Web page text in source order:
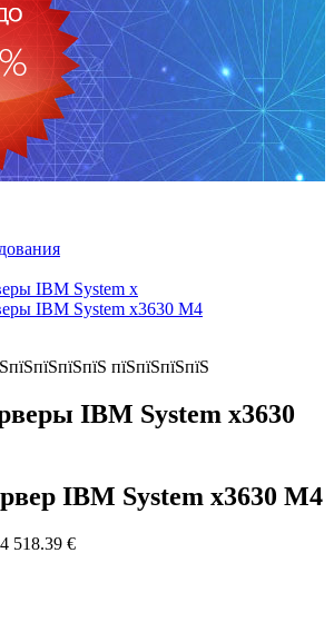
IBM System x
IBM System x3630 M4
IBM System x3630
IBM System x3630 M4
4 518.39 €